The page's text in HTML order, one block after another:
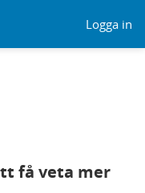
Logga in
få veta mer